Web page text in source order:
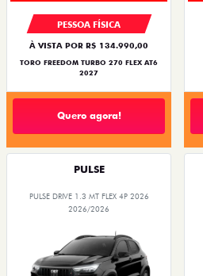
PESSOA FÍSICA
À VISTA POR R$ 134.990,00
TORO FREEDOM TURBO 270 FLEX AT6
2027
Quero agora!
PULSE
PULSE DRIVE 1.3 MT FLEX 4P 2026
2026/2026